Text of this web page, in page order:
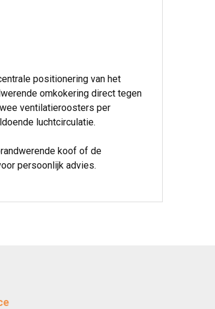
positionering van het
omkokering direct tegen
ventilatieroosters per
luchtcirculatie.
koof of de
persoonlijk advies.